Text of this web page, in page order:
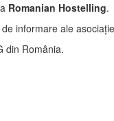
Romanian Hostelling.
informare ale
din România.